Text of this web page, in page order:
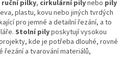
ruční pilky, cirkulární pilynebo pily
plastu, kovu nebo jiných tvrdých
pro jemné a detailní řezání, a to
Stolní pilyposkytují vysokou
kde je potřeba dlouhé, rovné
řezání a tvarování materiálů,